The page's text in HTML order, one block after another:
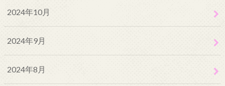
2024年10月
2024年9月
2024年8月